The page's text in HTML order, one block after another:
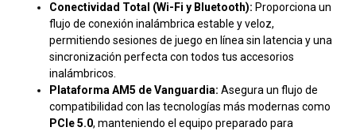
Conectividad Total (Wi-Fi y Bluetooth): Proporciona un
flujo de conexión inalámbrica estable y veloz,
permitiendo sesiones de juego en línea sin latencia y una
sincronización perfecta con todos tus accesorios
inalámbricos.
Plataforma AM5 de Vanguardia: Asegura un flujo de
compatibilidad con las tecnologías más modernas como
PCIe 5.0, manteniendo el equipo preparado para